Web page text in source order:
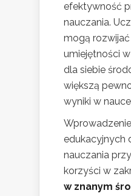
efektywność
nauczania.
mogą
umiejętności
dla siebie
większą
wyniki w
edukacyjnych
nauczania
korzyści w
w znanym